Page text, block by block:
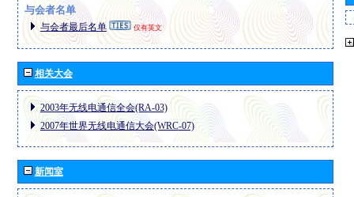
与会者名单
与会者最后名单 仅有英文
相关大会
2003年无线电通信全会(RA-03)
2007年世界无线电通信大会(WRC-07)
新闻室